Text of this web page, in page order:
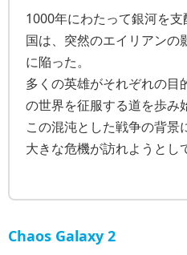
1000年にわたって銀河を
国は、突然のエイリアンの
に陥った。
多くの英雄がそれぞれの目
の世界を征服する道を歩み
この混沌とした戦争の背景
大きな危機が訪れようとし
Chaos Galaxy 2